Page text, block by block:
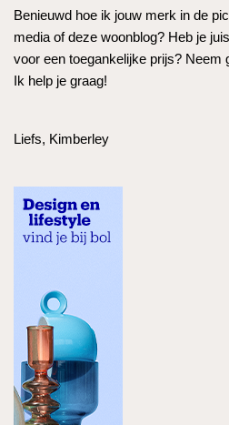
Benieuwd hoe ik jouw merk in de
media of deze woonblog? Heb je
voor een toegankelijke prijs? Neem
Ik help je graag!
Liefs, Kimberley